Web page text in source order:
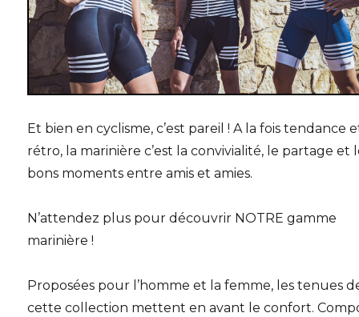
Et bien en cyclisme, c’est pareil ! A la fois tendance
rétro, la marinière c’est la convivialité, le partage et
bons moments entre amis et amies.
N’attendez plus pour découvrir NOTRE gamme
marinière !
Proposées pour l’homme et la femme, les tenues
cette collection mettent en avant le confort.